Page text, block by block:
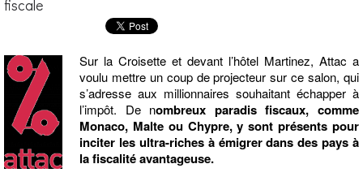
fiscale
Sur la Croisette et devant l’hôtel Martinez, Attac a
voulu mettre un coup de projecteur sur ce salon, qui
s’adresse aux millionnaires souhaitant échapper à
l’impôt. De nombreux paradis fiscaux, comme
Monaco, Malte ou Chypre, y sont présents pour
inciter les ultra-riches à émigrer dans des pays à
la fiscalité avantageuse.